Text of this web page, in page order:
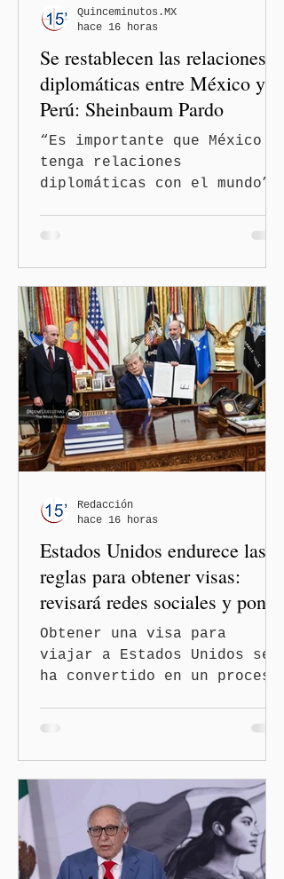
Se restablecen las relaciones
diplomáticas entre México y
Perú: Sheinbaum Pardo
“Es importante que México
tenga relaciones
diplomáticas con el mundo”,
Sheinbaum Pardo anunció el
restablecimiento de las
relaciones diplomáticas
entre los gobiernos de
México y Perú. “Es
importante que más allá de
la orientación política de
los gobiernos —porque hay
orientaciones políticas de
los gobiernos, llegan por
— es importante que México
tenga relaciones
diplomáticas con el mu
Quinceminutos.MX
hace 16 horas
Estados Unidos endurece las
reglas para obtener visas:
revisará redes sociales y pone
freno al Turismo de
Nacimiento
Obtener una visa para
viajar a Estados Unidos se
ha convertido en un proceso
Estado amplió la revisión
de la presencia digital de
los solicitantes, mientras
Washington busca cerrar el
paso al llamado “turismo de
nacimiento” y reforzar los
Redacción
hace 16 horas